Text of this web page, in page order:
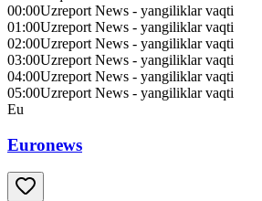
00:00Uzreport News - yangiliklar vaqti
01:00Uzreport News - yangiliklar vaqti
02:00Uzreport News - yangiliklar vaqti
03:00Uzreport News - yangiliklar vaqti
04:00Uzreport News - yangiliklar vaqti
05:00Uzreport News - yangiliklar vaqti
Eu
Euronews